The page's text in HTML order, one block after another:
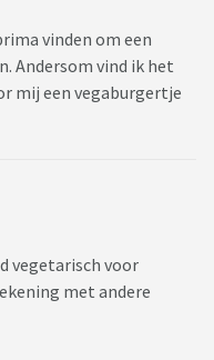
vinden om een
Andersom vind ik het
mij een vegaburgertje
vegetarisch voor
met andere